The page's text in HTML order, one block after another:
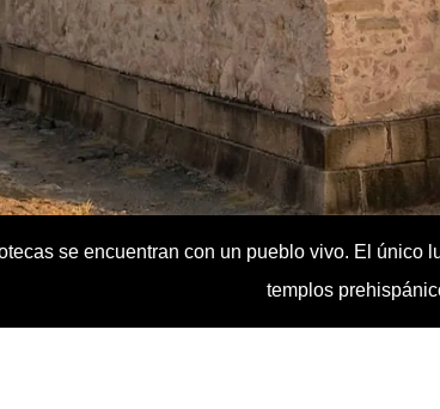
se encuentran con un pueblo vivo. El
templos